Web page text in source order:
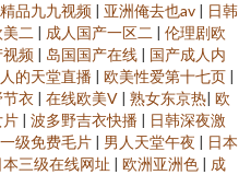
品九九视频 | 亚洲俺去也av | 日韩
二 | 成人国产一区二 | 伦理剧欧
频 | 岛国国产在线 | 国产成人内
的天堂直播 | 欧美性爱第十七页 |
衣 | 在线欧美V | 熟女东京热| 欧
片 | 波多野吉衣快播 | 日韩深夜激
一级免费毛片 | 男人天堂午夜 | 日本
本三级在线网址 | 欧洲亚洲色 | 成